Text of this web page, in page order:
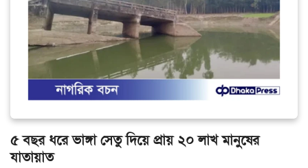
৫ বছর ধরে ভাঙ্গা সেতু দিয়ে প্রায় ২০ লাখ মানুষের
যাতায়াত